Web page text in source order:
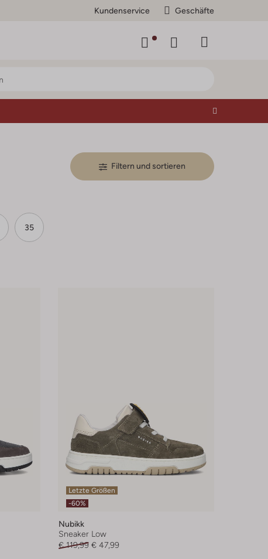
Kundenservice Geschäfte
Filtern und sortieren
35
Letzte Größen
-60%
Nubikk
Sneaker Low
€ 119,99 € 47,99